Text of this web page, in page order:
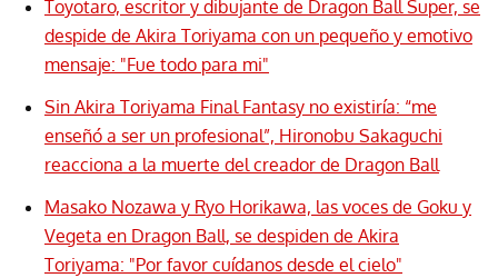
Toyotaro, escritor y dibujante de Dragon Ball Super, se
despide de Akira Toriyama con un pequeño y emotivo
mensaje: "Fue todo para mi"
Sin Akira Toriyama Final Fantasy no existiría: “me
enseñó a ser un profesional”, Hironobu Sakaguchi
reacciona a la muerte del creador de Dragon Ball
Masako Nozawa y Ryo Horikawa, las voces de Goku y
Vegeta en Dragon Ball, se despiden de Akira
Toriyama: "Por favor cuídanos desde el cielo"